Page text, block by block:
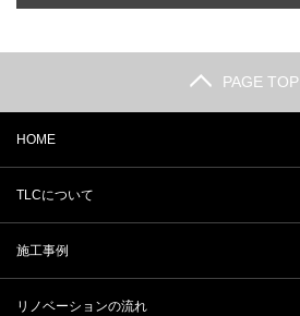
PAGE TOP
HOME
TLCについて
施工事例
リノベーションの流れ